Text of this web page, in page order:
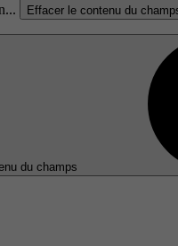
Effacer le contenu du
du champs